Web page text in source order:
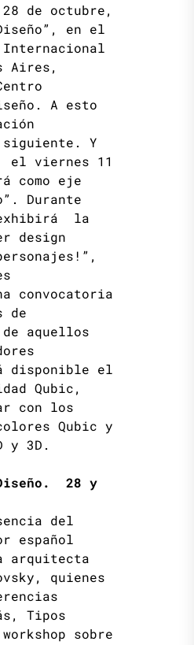
de octubre,
en el
Aires,
A esto
Y
el viernes 11
como eje
Durante
exhibirá la
design
convocatoria
de
de aquellos
disponible el
Qubic,
con los
Qubic y
y 3D.
28 y
del
español
arquitecta
quienes
Tipos
sobre